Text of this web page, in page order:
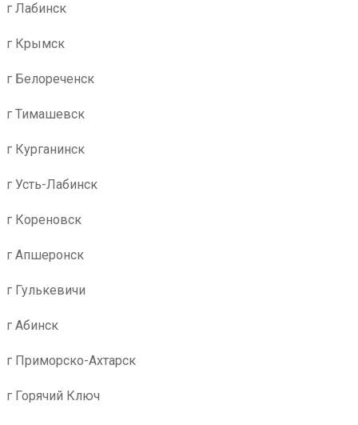
г Лабинск
г Крымск
г Белореченск
г Тимашевск
г Курганинск
г Усть-Лабинск
г Кореновск
г Апшеронск
г Гулькевичи
г Абинск
г Приморско-Ахтарск
г Горячий Ключ